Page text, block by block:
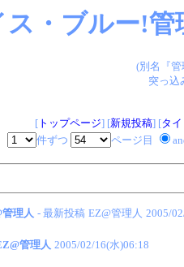
ス・ブルー!
(別名『
突っ込
[トップページ] [新規投稿] [タ
件ずつ
ページ目
理人 - 最新投稿 EZ@管理人 2005/
管理人 2005/02/16(水)06:18